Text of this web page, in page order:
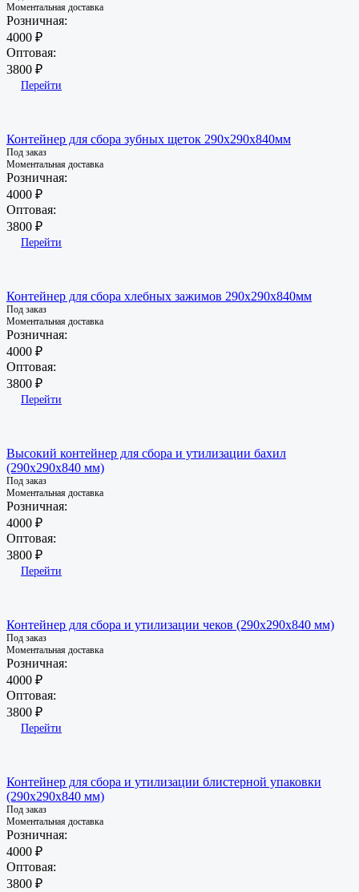
Моментальная доставка
Розничная:
4000 ₽
Оптовая:
3800 ₽
Перейти
Контейнер для сбора зубных щеток 290х290х840мм
Под заказ
Моментальная доставка
Розничная:
4000 ₽
Оптовая:
3800 ₽
Перейти
Контейнер для сбора хлебных зажимов 290х290х840мм
Под заказ
Моментальная доставка
Розничная:
4000 ₽
Оптовая:
3800 ₽
Перейти
Высокий контейнер для сбора и утилизации бахил
(290х290х840 мм)
Под заказ
Моментальная доставка
Розничная:
4000 ₽
Оптовая:
3800 ₽
Перейти
Контейнер для сбора и утилизации чеков (290х290х840 мм)
Под заказ
Моментальная доставка
Розничная:
4000 ₽
Оптовая:
3800 ₽
Перейти
Контейнер для сбора и утилизации блистерной упаковки
(290х290х840 мм)
Под заказ
Моментальная доставка
Розничная:
4000 ₽
Оптовая:
3800 ₽